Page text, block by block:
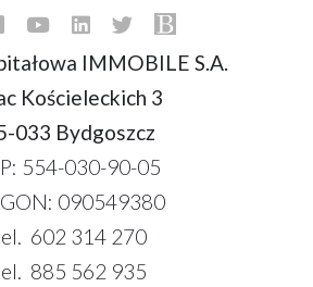
IMMOBILE S.A.
Kościeleckich 3
033 Bydgoszcz
554-030-90-05
090549380
602 314 270
885 562 935